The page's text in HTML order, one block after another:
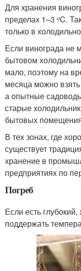
Для хранения
пределах 1–3 ᵒC.
только в
Если винограда не
бытовом
мало, поэтому на
месяца можно
а опытные
старые
бытовых
В тех зонах, где
существует
хранение в
предприятиях по
Погреб
Если есть
поддержать